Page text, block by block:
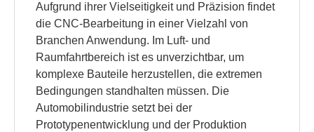
Aufgrund ihrer Vielseitigkeit und Präzision findet
die CNC-Bearbeitung in einer Vielzahl von
Branchen Anwendung. Im Luft- und
Raumfahrtbereich ist es unverzichtbar, um
komplexe Bauteile herzustellen, die extremen
Bedingungen standhalten müssen. Die
Automobilindustrie setzt bei der
Prototypenentwicklung und der Produktion